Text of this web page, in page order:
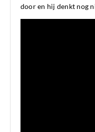
door en hij denkt nog